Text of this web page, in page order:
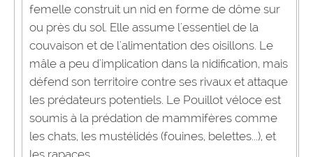
femelle construit un nid en forme de dôme sur
ou près du sol. Elle assume l'essentiel de la
couvaison et de l'alimentation des oisillons. Le
mâle a peu d'implication dans la nidification, mais
défend son territoire contre ses rivaux et attaque
les prédateurs potentiels. Le Pouillot véloce est
soumis à la prédation de mammifères comme
les chats, les mustélidés (fouines, belettes...), et